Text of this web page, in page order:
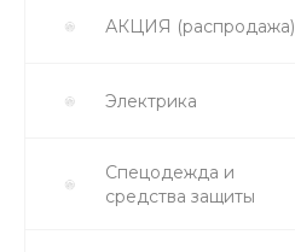
АКЦИЯ (распродажа)
Электрика
Спецодежда и
средства защиты